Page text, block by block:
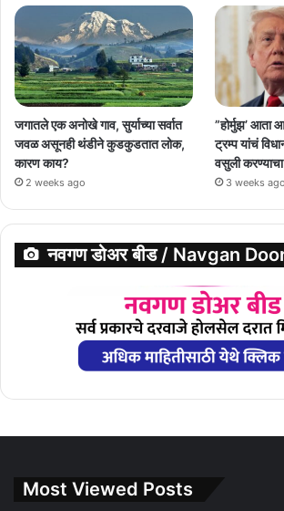
जगातले एक अनोखे गाव, सुर्याच्या सर्वात
जवळ असूनही थंडीने कुडकुडतात लोक,
कारण काय?
2 weeks ago
”होर्मुझ’ आता
ट्रम्प यांचं
वसुली
3 weeks ago
नवगण डोअर बीड / Navgan
Most Viewed Posts